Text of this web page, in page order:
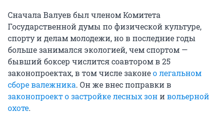
Сначала Валуев был членом Комитета
Государственной думы по физической культуре,
спорту и делам молодежи, но в последние годы
больше занимался экологией, чем спортом —
бывший боксер числится соавтором в 25
законопроектах, в том числе законео легальном
сборе валежника. Он же внес поправки в
законопроект о застройке лесных зонивольерной
охоте.